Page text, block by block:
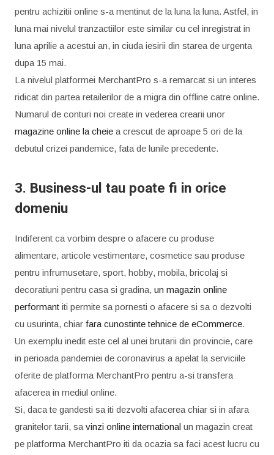
pentru achizitii online s-a mentinut de la luna la luna. Astfel, in
luna mai nivelul tranzactiilor este similar cu cel inregistrat in
luna aprilie a acestui an, in ciuda iesirii din starea de urgenta
dupa 15 mai.
La nivelul platformei MerchantPro s-a remarcat si un interes
ridicat din partea retailerilor de a migra din offline catre online.
Numarul de conturi noi create in vederea crearii unor
magazine online la cheie a crescut de aproape 5 ori de la
debutul crizei pandemice, fata de lunile precedente.
3. Business-ul tau poate fi in orice
domeniu
Indiferent ca vorbim despre o afacere cu produse
alimentare, articole vestimentare, cosmetice sau produse
pentru infrumusetare, sport, hobby, mobila, bricolaj si
decoratiuni pentru casa si gradina, un magazin online
performant iti permite sa pornesti o afacere si sa o dezvolti
cu usurinta, chiar fara cunostinte tehnice de eCommerce.
Un exemplu inedit este cel al unei brutarii din provincie, care
in perioada pandemiei de coronavirus a apelat la serviciile
oferite de platforma MerchantPro pentru a-si transfera
afacerea in mediul online.
Si, daca te gandesti sa iti dezvolti afacerea chiar si in afara
granitelor tarii, sa vinzi online international un magazin creat
pe platforma MerchantPro iti da ocazia sa faci acest lucru cu